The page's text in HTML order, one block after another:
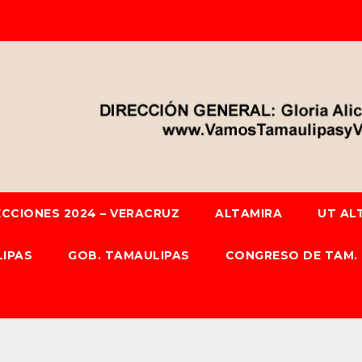
2024 – VERACRUZ ALTAMIRA UT
GOB. TAMAULIPAS CONGRESO DE TAM.